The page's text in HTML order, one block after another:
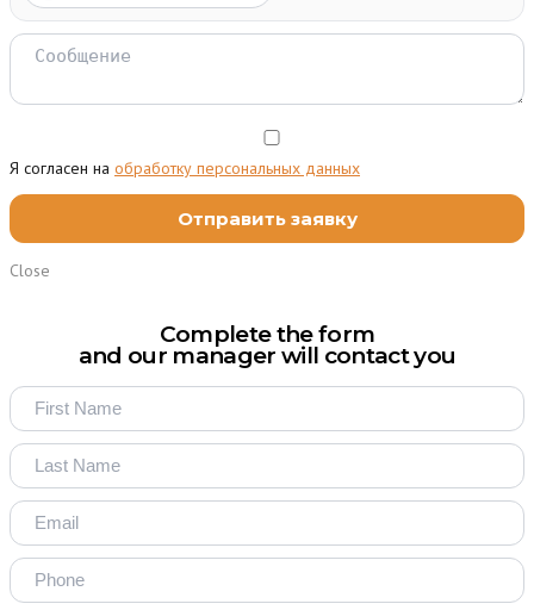
Я согласен на обработку персональных данных
Close
Complete the form
and our manager will contact you